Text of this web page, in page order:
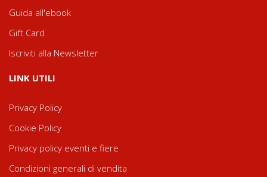
Guida all'ebook
Gift Card
Iscriviti alla Newsletter
LINK UTILI
Privacy Policy
Cookie Policy
Privacy policy eventi e fiere
Condizioni generali di vendita